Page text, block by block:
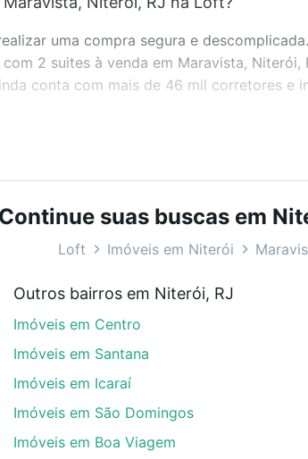
uma compra segura e
2 suites à venda em Maravista,
conta com mais de 46 mil corretores e
o preço, metragem e comodidades,
para você na Loft.
Niterói, RJ?
com 2 suites à venda em Maravista,
seu orçamento. Se ainda tem alguma
a gente para comprar o imóvel dos
Continue suas buscas em
Loft Imóveis em Niterói
Outros bairros em Niterói, RJ
Imóveis em Centro
Imóveis em Santana
Imóveis em Icaraí
Imóveis em São Domingos
Imóveis em Boa Viagem